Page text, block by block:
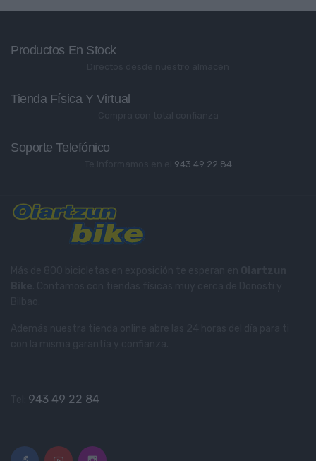
Productos En Stock
Tienda Física Y Virtual
Soporte Telefónico
943 49 22 84
943 49 22 84